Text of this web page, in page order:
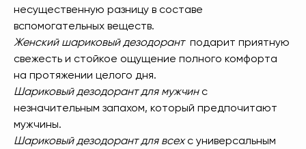
несущественную разницу в составе
вспомогательных веществ.
Женский шариковый дезодорант подарит приятную
свежесть и стойкое ощущение полного комфорта
на протяжении целого дня.
Шариковый дезодорант для мужчин с
незначительным запахом, который предпочитают
мужчины.
Шариковый дезодорант для всехс универсальным
вы получаете 1 подарок из предложенных
на Ваш выбор.
При заказе от 6480 руб. вы получаете 3
и более подарка из предложенных на Ваш
выбор. В период спецакции 9/4 или 7/5
вы получаете 4 и более подарка.
Новый участник
получает 3 подарка идополнительные 2
3
2